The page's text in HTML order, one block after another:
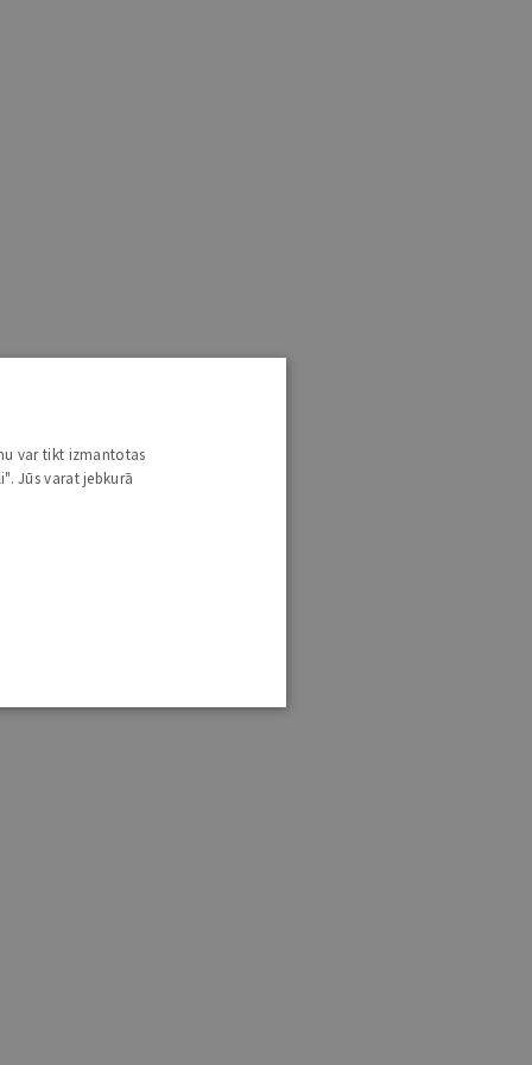
var tikt izmantotas
Jūs varat jebkurā